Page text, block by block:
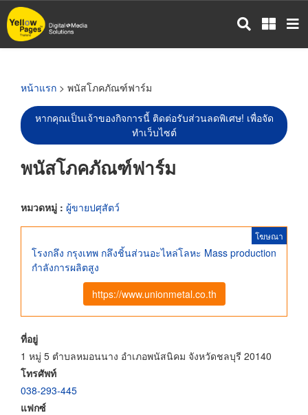
ข้าม
ไป
หน้าแรก > พนัสโภคภัณฑ์ฟาร์ม
หากคุณเป็นเจ้าของกิจการนี้ ติดต่อรับส่วนลดพิเศษ! เพื่อจัด
ทำเว็บไซต์
พนัสโภคภัณฑ์ฟาร์ม
หมวดหมู่ : ผู้ขายปศุสัตว์
โฆษณา
โรงกลึง กรุงเทพ กลึงชิ้นส่วนอะไหล่โลหะ Mass production
กำลังการผลิตสูง
https://www.unionmetal.co.th
ที่อยู่
1 หมู่ 5 ตำบลหมอนนาง อำเภอพนัสนิคม จังหวัดชลบุรี 20140
โทรศัพท์
038-293-445
แฟกซ์